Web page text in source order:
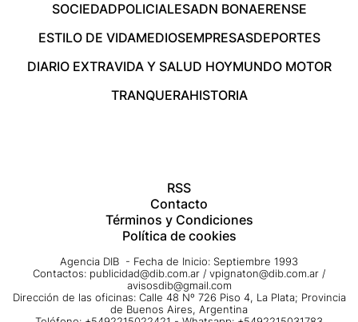
SOCIEDADPOLICIALESADN BONAERENSE
ESTILO DE VIDAMEDIOSEMPRESASDEPORTES
DIARIO EXTRAVIDA Y SALUD HOYMUNDO MOTOR
TRANQUERAHISTORIA
RSS
Contacto
Términos y Condiciones
Política de cookies
Agencia DIB - Fecha de Inicio: Septiembre 1993
Contactos: publicidad@dib.com.ar / vpignaton@dib.com.ar /
avisosdib@gmail.com
Dirección de las oficinas: Calle 48 Nº 726 Piso 4, La Plata; Provincia
de Buenos Aires, Argentina